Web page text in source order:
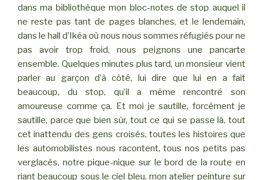
dans ma bibliothèque mon bloc-notes de stop auquel il
ne reste pas tant de pages blanches, et le lendemain,
dans le hall d’Ikéa où nous nous sommes réfugiés pour ne
pas avoir trop froid, nous peignons une pancarte
ensemble. Quelques minutes plus tard, un monsieur vient
parler au garçon d’à côté, lui dire que lui en a fait
beaucoup, du stop, qu’il a même rencontré son
amoureuse comme ça. Et moi je sautille, forcément je
sautille, parce que bien sûr, tout ce qui se passe là, tout
cet inattendu des gens croisés, toutes les histoires que
les automobilistes nous racontent, tous nos petits pas
verglacés, notre pique-nique sur le bord de la route en
riant beaucoup sous le ciel bleu, mon atelier peinture sur